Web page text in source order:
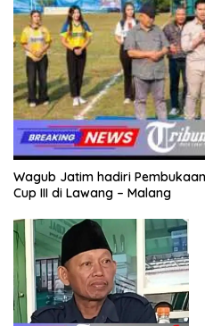
Wagub Jatim hadiri
Cup III di Lawang – Malang